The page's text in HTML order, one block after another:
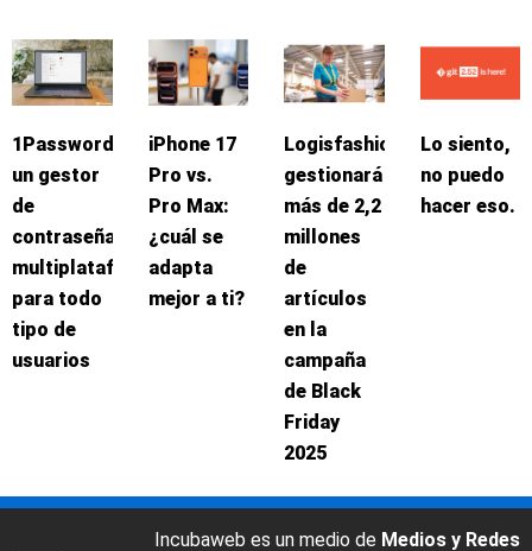
1Password:
un gestor
de
contraseñas
multiplataforma
para todo
tipo de
usuarios
iPhone 17
Pro vs.
Pro Max:
¿cuál se
adapta
mejor a ti?
Logisfashion
gestionará
más de 2,2
millones
de
artículos
en la
campaña
de Black
Friday
2025
Lo siento,
no puedo
hacer eso.
Incubaweb es un medio de Medios y Redes